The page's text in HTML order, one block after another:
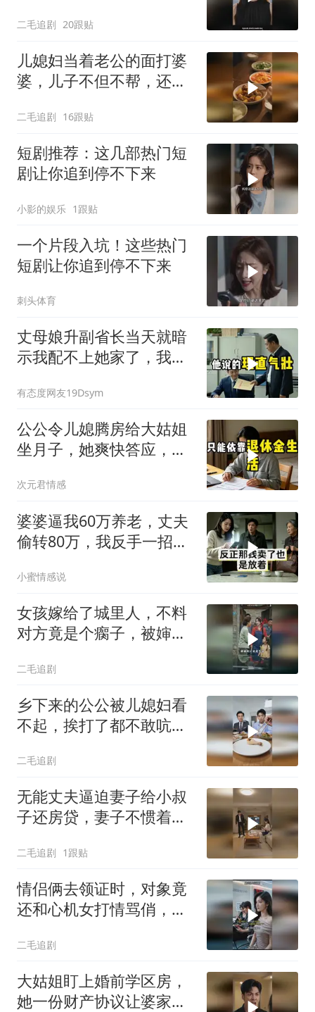
二毛追剧 20跟贴
儿媳妇当着老公的面打婆
婆，儿子不但不帮，还助
二毛追剧 16跟贴
短剧推荐：这几部热门短
剧让你追到停不下来
小影的娱乐 1跟贴
一个片段入坑！这些热门
短剧让你追到停不下来
刺头体育
丈母娘升副省长当天就暗
示我配不上她家了，我当
拨通了一个电话
有态度网友19Dsym
公公令儿媳腾房给大姑姐
坐月子，她爽快答应，出
单
次元君情感
婆婆逼我60万养老，丈夫
偷转80万，我反手一招他
小蜜情感说
女孩嫁给了城里人，不料
对方竟是个瘸子，被婶子
二毛追剧
乡下来的公公被儿媳妇看
不起，挨打了都不敢吭
二毛追剧
无能丈夫逼迫妻子给小叔
子还房贷，妻子不惯着他
二毛追剧 1跟贴
情侣俩去领证时，对象竟
还和心机女打情骂俏，女
二毛追剧
大姑姐盯上婚前学区房，
她一份财产协议让婆家盘